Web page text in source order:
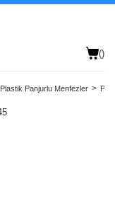
()
Plastik Panjurlu Menfezler